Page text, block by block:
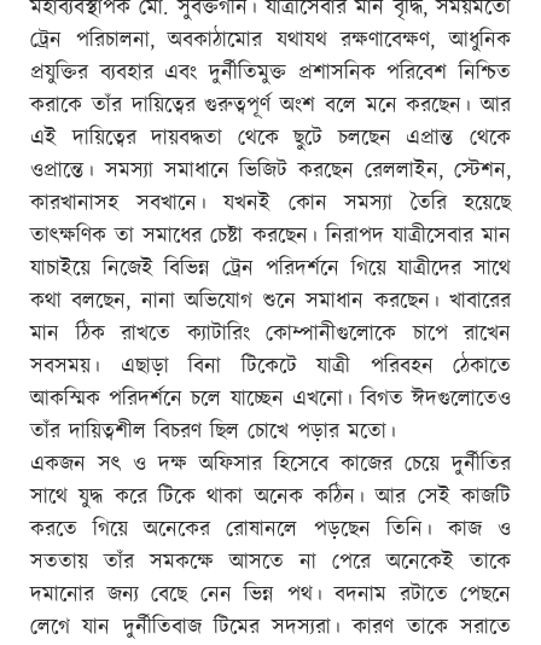
মহাব্যবস্থাপক মো. সুবক্তগীন। যাত্রীসেবার মান বৃদ্ধি, সময়মতো
ট্রেন পরিচালনা, অবকাঠামোর যথাযথ রক্ষণাবেক্ষণ, আধুনিক
প্রযুক্তির ব্যবহার এবং দুর্নীতিমুক্ত প্রশাসনিক পরিবেশ নিশ্চিত
করাকে তাঁর দায়িত্বের গুরুত্বপূর্ণ অংশ বলে মনে করছেন। আর
এই দায়িত্বের দায়বদ্ধতা থেকে ছুটে চলছেন এপ্রান্ত থেকে
ওপ্রান্তে। সমস্যা সমাধানে ভিজিট করছেন রেললাইন, স্টেশন,
কারখানাসহ সবখানে। যখনই কোন সমস্যা তৈরি হয়েছে
তাৎক্ষণিক তা সমাধের চেষ্টা করছেন। নিরাপদ যাত্রীসেবার মান
যাচাইয়ে নিজেই বিভিন্ন ট্রেন পরিদর্শনে গিয়ে যাত্রীদের সাথে
কথা বলছেন, নানা অভিযোগ শুনে সমাধান করছেন। খাবারের
মান ঠিক রাখতে ক্যাটারিং কোম্পানীগুলোকে চাপে রাখেন
সবসময়। এছাড়া বিনা টিকেটে যাত্রী পরিবহন ঠেকাতে
আকস্মিক পরিদর্শনে চলে যাচ্ছেন এখনো। বিগত ঈদগুলোতেও
তাঁর দায়িত্বশীল বিচরণ ছিল চোখে পড়ার মতো।
একজন সৎ ও দক্ষ অফিসার হিসেবে কাজের চেয়ে দুর্নীতির
সাথে যুদ্ধ করে টিকে থাকা অনেক কঠিন। আর সেই কাজটি
করতে গিয়ে অনেকের রোষানলে পড়ছেন তিনি। কাজ ও
সততায় তাঁর সমকক্ষে আসতে না পেরে অনেকেই তাকে
দমানোর জন্য বেছে নেন ভিন্ন পথ। বদনাম রটাতে পেছনে
লেগে যান দুর্নীতিবাজ টিমের সদস্যরা। কারণ তাকে সরাতে